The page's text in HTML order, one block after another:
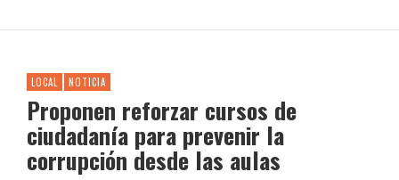
LOCAL NOTICIA
Proponen reforzar cursos de
ciudadanía para prevenir la
corrupción desde las aulas